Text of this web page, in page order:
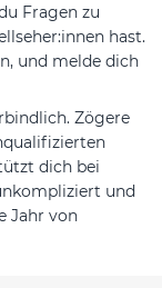
Fragen zu
hast.
und melde dich
Zögere
dich bei
und
Jahr von